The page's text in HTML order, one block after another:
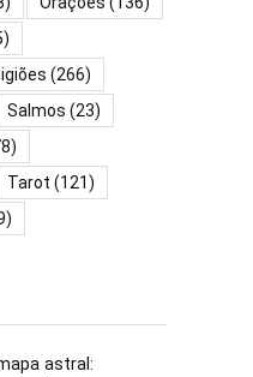
(266)
Salmos (23)
Tarot (121)
astral: